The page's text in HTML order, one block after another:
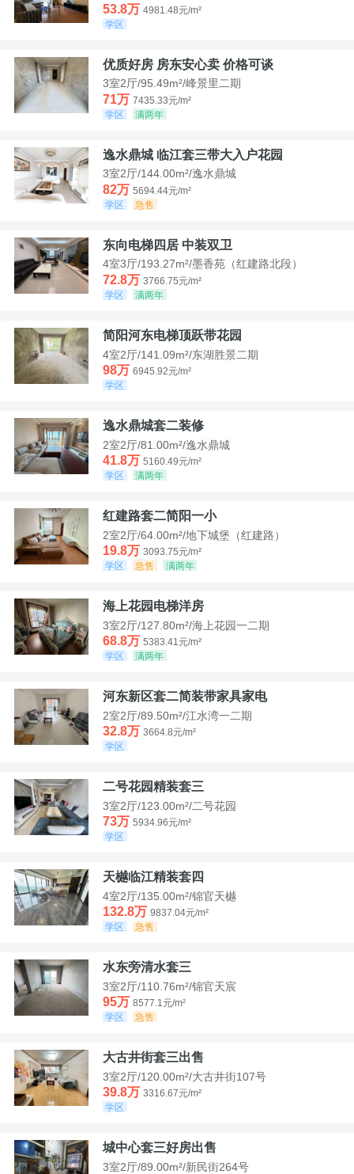
53.8万 4981.48元/m²
学区
优质好房 房东安心卖 价格可谈
3室2厅/95.49m²/峰景里二期
71万 7435.33元/m²
学区
满两年
逸水鼎城 临江套三带大入户花园
3室2厅/144.00m²/逸水鼎城
82万 5694.44元/m²
学区
急售
东向电梯四居 中装双卫
4室3厅/193.27m²/墨香苑（红建路北段）
72.8万 3766.75元/m²
学区
满两年
简阳河东电梯顶跃带花园
4室2厅/141.09m²/东湖胜景二期
98万 6945.92元/m²
学区
逸水鼎城套二装修
2室2厅/81.00m²/逸水鼎城
41.8万 5160.49元/m²
学区
满两年
红建路套二简阳一小
2室2厅/64.00m²/地下城堡（红建路）
19.8万 3093.75元/m²
学区
急售 满两年
海上花园电梯洋房
3室2厅/127.80m²/海上花园一二期
68.8万 5383.41元/m²
学区
满两年
河东新区套二简装带家具家电
2室2厅/89.50m²/江水湾一二期
32.8万 3664.8元/m²
学区
二号花园精装套三
3室2厅/123.00m²/二号花园
73万 5934.96元/m²
学区
天樾临江精装套四
4室2厅/135.00m²/锦官天樾
132.8万 9837.04元/m²
学区
急售
水东旁清水套三
3室2厅/110.76m²/锦官天宸
95万 8577.1元/m²
学区
急售
大古井街套三出售
3室2厅/120.00m²/大古井街107号
39.8万 3316.67元/m²
学区
城中心套三好房出售
3室2厅/89.00m²/新民街264号